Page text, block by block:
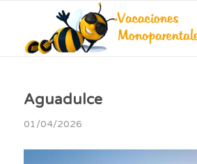
Aguadulce
01/04/2026